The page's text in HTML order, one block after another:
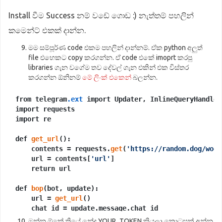
Install වීම Success නම් වඩේ ගොඩ :) නැත්තම් පහලින්
කමෙන්ට් එකක් දාන්න.
මම සම්පූර්ණ code එකම පහලින් දාන්නම්. ඒක python අලුත්
file එහෙකට copy කරගන්න. ඒ code එකේ imoprt කරපු
libraries ගැන වගේම තව දේවල් ගැන එකින් එක විස්තර
කරගන්න ඕනිනම්මේ ලිංක් එකෙන්බලන්න.
from telegram.ext import Updater, InlineQueryHandler,
import requests
import re
def get_url():
    contents = requests.
get( 'https://random.dog/
    url = contents[
'url' ]
    return url
def bop(bot, update):
    url =
get_url()
    chat_id = update.message.chat_id
    bot.
send_photo(chat_id=chat_id, photo=url)